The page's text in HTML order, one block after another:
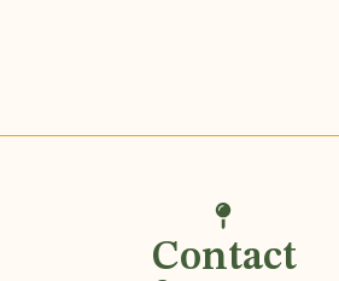
Contact